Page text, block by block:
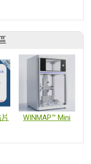
WINMAP™ Mini